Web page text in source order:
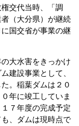
交代当時、「調
（大分県）が継続
国交省が事業の継
大水害をきっかけ
建設事業として、
。稲葉ダムは２０
年に竣工していま
７年度の完成予定
、ダムは現時点で